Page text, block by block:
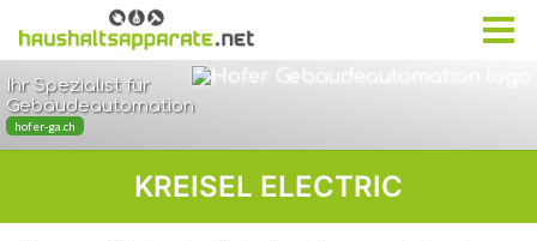
KREISEL ELECTRIC